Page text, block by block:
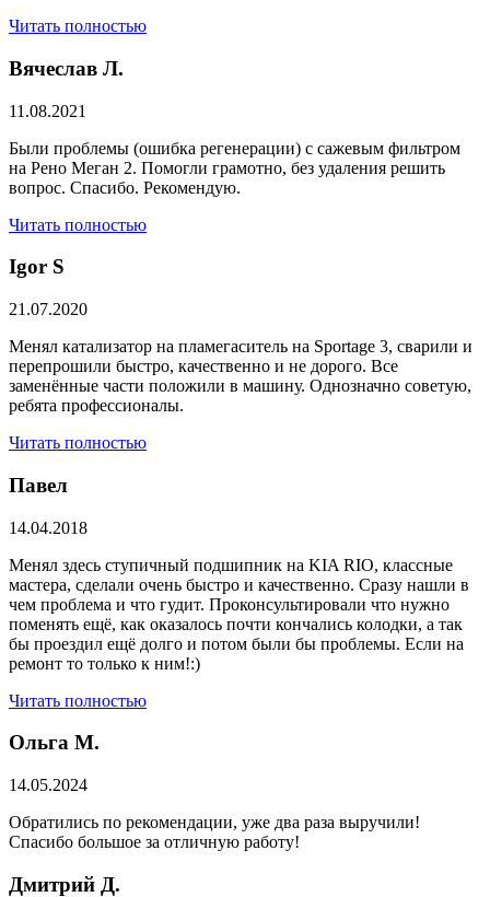
Читать полностью
Вячеслав Л.
11.08.2021
Были проблемы (ошибка регенерации) с сажевым фильтром
на Рено Меган 2. Помогли грамотно, без удаления решить
вопрос. Спасибо. Рекомендую.
Читать полностью
​Igor S
21.07.2020
Менял катализатор на пламегаситель на Sportage 3, сварили и
перепрошили быстро, качественно и не дорого. Все
заменённые части положили в машину. Однозначно советую,
ребята профессионалы.
Читать полностью
Павел
14.04.2018
Менял здесь ступичный подшипник на KIA RIO, классные
мастера, сделали очень быстро и качественно. Сразу нашли в
чем проблема и что гудит. Проконсультировали что нужно
поменять ещё, как оказалось почти кончались колодки, а так
бы проездил ещё долго и потом были бы проблемы. Если на
ремонт то только к ним!:)
Читать полностью
Ольга М.
14.05.2024
Обратились по рекомендации, уже два раза выручили!
Спасибо большое за отличную работу!
Дмитрий Д.